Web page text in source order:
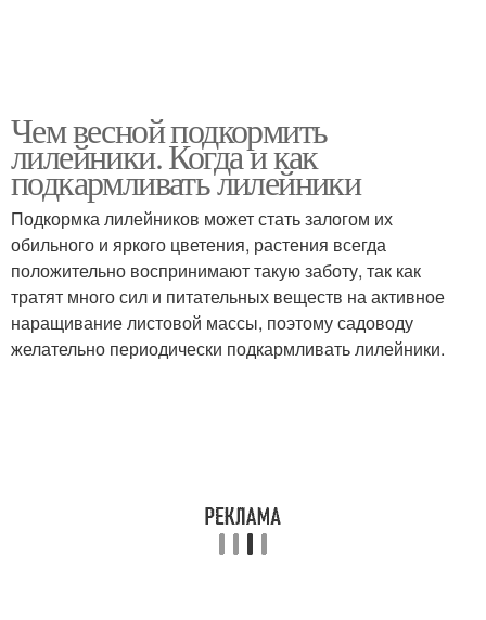
Чем весной подкормить
лилейники. Когда и как
подкармливать лилейники
Подкормка лилейников может стать залогом их
обильного и яркого цветения, растения всегда
положительно воспринимают такую заботу, так как
тратят много сил и питательных веществ на активное
наращивание листовой массы, поэтому садоводу
желательно периодически подкармливать лилейники.